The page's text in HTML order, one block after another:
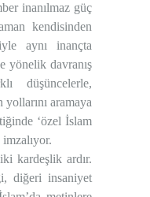
inanılmaz güç
kendisinden
aynı inançta
yönelik davranış
düşüncelerle,
aramaya
‘özel İslam
kardeşlik ardır.
diğeri insaniyet